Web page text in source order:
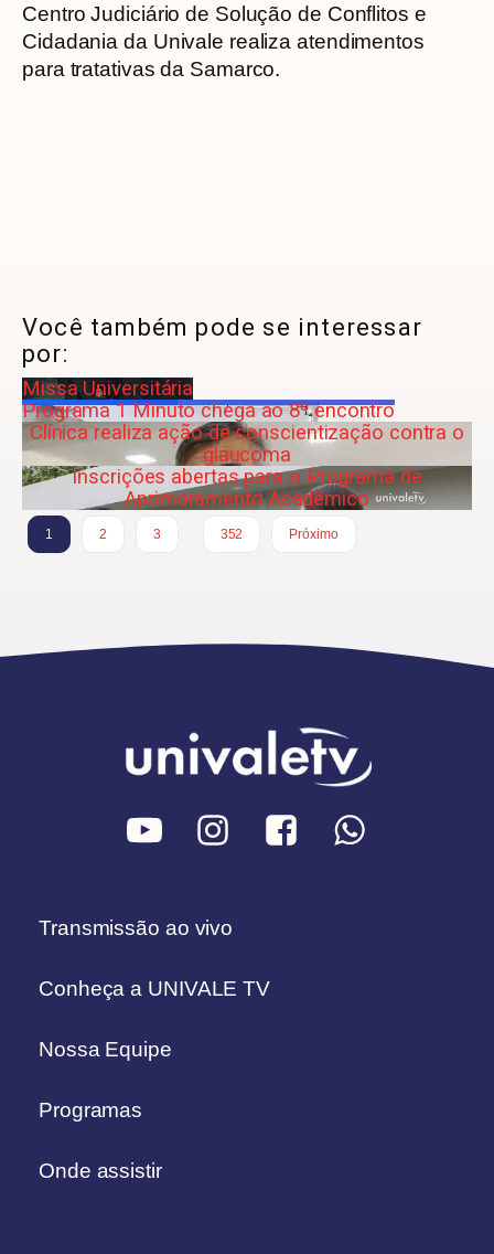
Centro Judiciário de Solução de Conflitos e
Cidadania da Univale realiza atendimentos
para tratativas da Samarco.
Você também pode se interessar
por:
Missa Universitária
Programa 1 Minuto chega ao 8º encontro
Clínica realiza ação de conscientização contra o
glaucoma
Inscrições abertas para o Programa de
Aprimoramento Acadêmico
1 2 3
352
Próximo
Transmissão ao vivo
Conheça a UNIVALE TV
Nossa Equipe
Programas
Onde assistir